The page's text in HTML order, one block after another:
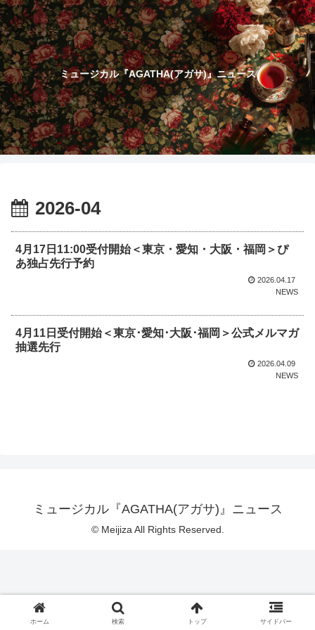
ミュージカル『AGATHA(アガサ)』ニュース
2026-04
4月17日11:00受付開始＜東京・愛知・大阪・福岡＞ぴ
あ独占先行予約
2026.04.17
NEWS
4月11日受付開始＜東京･愛知･大阪･福岡＞公式メルマガ
抽選先行
2026.04.09
NEWS
ミュージカル『AGATHA(アガサ)』ニュース
© Meijiza All Rights Reserved.
ホーム 検索 トップ サイドバー